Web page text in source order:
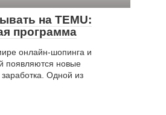
на TEMU:
программа
онлайн-шопинга и
появляются новые
Одной из